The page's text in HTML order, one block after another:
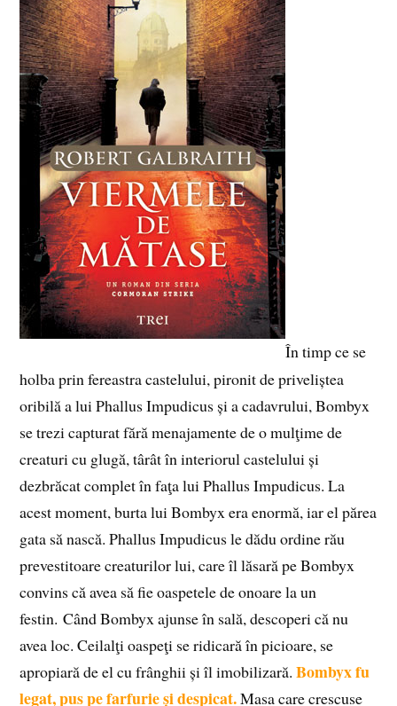
În timp ce se
holba prin fereastra castelului, pironit de priveliștea
oribilă a lui Phallus Impudicus și a cadavrului, Bombyx
se trezi capturat fără menajamente de o mulţime de
creaturi cu glugă, târât în interiorul castelului și
dezbrăcat complet în faţa lui Phallus Impudicus. La
acest moment, burta lui Bombyx era enormă, iar el părea
gata să nască. Phallus Impudicus le dădu ordine rău
prevestitoare creaturilor lui, care îl lăsară pe Bombyx
convins că avea să fie oaspetele de onoare la un
festin. Când Bombyx ajunse în sală, descoperi că nu
avea loc. Ceilalţi oaspeţi se ridicară în picioare, se
apropiară de el cu frânghii și îl imobilizară.Bombyx fu
legat, pus pe farfurie și despicat.Masa care crescuse